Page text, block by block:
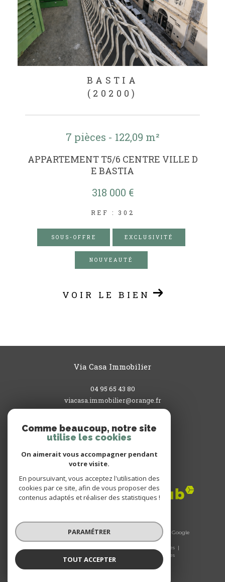
BASTIA
(20200)
7 pièces - 122,09 m²
APPARTEMENT T5/6 CENTRE VILLE D
E BASTIA
318 000 €
REF : 302
SOUS-OFFRE EXCLUSIVITÉ
NOUVEAUTÉ
VOIR LE BIEN
Via Casa Immobilier
04 95 65 43 80
viacasa.immobilier@orange.fr
3, rue du Commandant L'Herminier
bastia
© 2026 | Tous droits réservés | Traduction powered by Google
|
Mentions légales
Cookies
Comme beaucoup, notre site
utilise les cookies
On aimerait vous accompagner pendant
votre visite.
En poursuivant, vous acceptez l'utilisation des
cookies par ce site, afin de vous proposer des
contenus adaptés et réaliser des statistiques !
PARAMÉTRER
TOUT ACCEPTER